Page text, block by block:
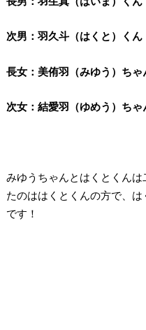
次男：羽久斗（はくと）くん
長女：美侑羽（みゆう）ち
次女：結愛羽（ゆめう）ち
みゆうちゃんとはくとくんは
たのははくとくんの方で、
です！